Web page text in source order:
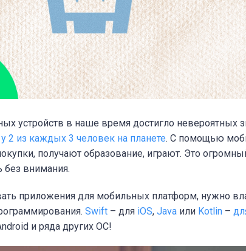
устройств в наше время достигло невероятных
2 из каждых 3 человек на планете. С помощью
получают образование, играют. Это
без внимания.
приложения для мобильных платформ, нужно
Swift – для iOS, Java или Kotlin –
и ряда других ОС!